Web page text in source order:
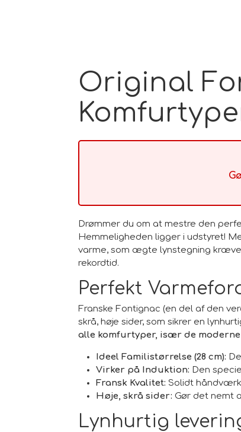
Original
Drømmer du om at mestre den
Hemmeligheden ligger i udstyret!
varme, som ægte lynstegning
rekordtid.
Perfekt
Franske Fontignac (en del af den
skrå, høje sider, som sikrer en
alle komfurtyper, især de
Ideel Familistørrelse (28 cm):
Virker på Induktion: Den
Fransk Kvalitet: Solidt
Høje, skrå sider: Gør det nemt
Lynhurtig